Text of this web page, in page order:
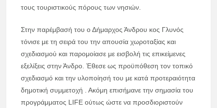
τους τουριστικούς πόρους των νησιών.
Στην παρέμβασή του ο Δήμαρχος Άνδρου κος Γλυνός
τόνισε με τη σειρά του την απουσία χωροταξίας και
σχεδιασμού και παρομοίασε με εισβολή τις επικείμενες
εξελίξεις στην Άνδρο. Έθεσε ως προϋπόθεση τον τοπικό
σχεδιασμό και την υλοποίησή του με κατά προτεραιότητα
δημοτική συμμετοχή . Ακόμη επισήμανε την σημασία του
προγράμματος LIFE ούτως ώστε να προσδιοριστούν